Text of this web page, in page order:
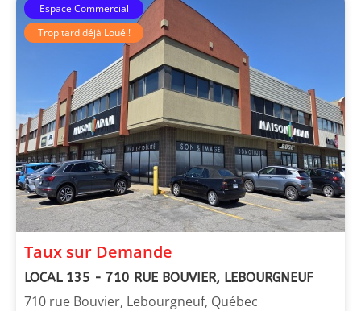
Espace Commercial
Trop tard déjà Loué !
Les Immeubles Dupont
Taux sur Demande
LOCAL 135 - 710 RUE BOUVIER, LEBOURGNEUF
710 rue Bouvier, Lebourgneuf, Québec